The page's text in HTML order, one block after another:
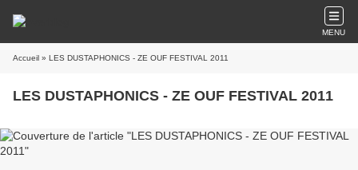
MENU
Accueil » LES DUSTAPHONICS - ZE OUF FESTIVAL 2011
LES DUSTAPHONICS - ZE OUF FESTIVAL 2011